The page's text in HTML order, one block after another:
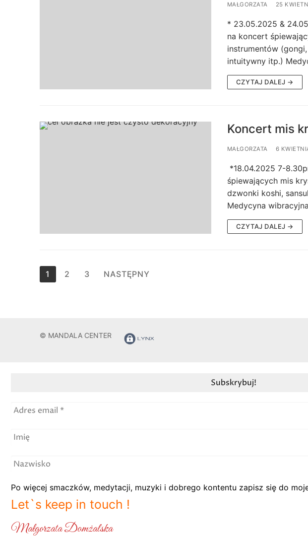
MAŁGORZATA 25
* 23.05.2025 &
na koncert
instrumentów
intuitywny itp.)
CZYTAJ DALEJ →
Koncert mis
MAŁGORZATA 6
*18.04.2025 7-
śpiewających mis
dzwonki koshi,
Medycyna
CZYTAJ DALEJ →
Stronicowanie
1 2 3 NASTĘPNY
© MANDALA CENTER
Po więcej smaczków, medytacji, muzyki i dobrego kontentu zapisz się do
Let`s keep in touch !
Małgorzata Domżalska